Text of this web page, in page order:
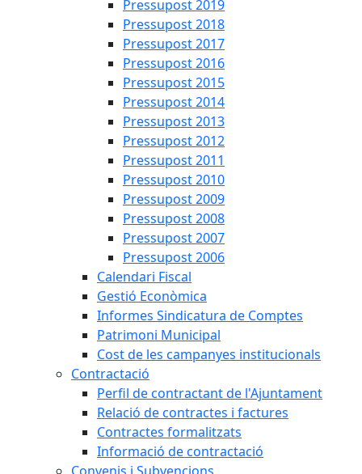
Pressupost 2019
Pressupost 2018
Pressupost 2017
Pressupost 2016
Pressupost 2015
Pressupost 2014
Pressupost 2013
Pressupost 2012
Pressupost 2011
Pressupost 2010
Pressupost 2009
Pressupost 2008
Pressupost 2007
Pressupost 2006
Calendari Fiscal
Gestió Econòmica
Informes Sindicatura de Comptes
Patrimoni Municipal
Cost de les campanyes institucionals
Contractació
Perfil de contractant de l'Ajuntament
Relació de contractes i factures
Contractes formalitzats
Informació de contractació